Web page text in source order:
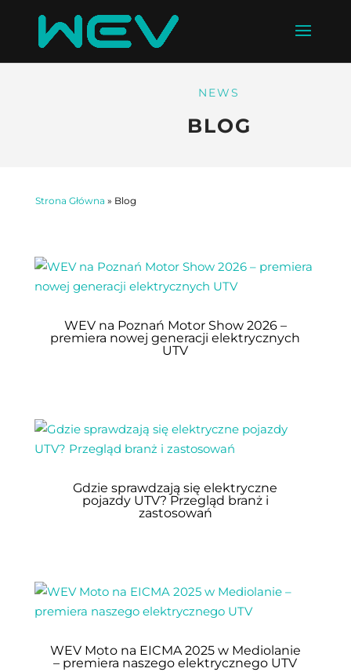
NEWS
BLOG
Strona Główna » Blog
WEV na Poznań Motor Show 2026 –
premiera nowej generacji elektrycznych
UTV
Gdzie sprawdzają się elektryczne
pojazdy UTV? Przegląd branż i
zastosowań
WEV Moto na EICMA 2025 w Mediolanie
– premiera naszego elektrycznego UTV